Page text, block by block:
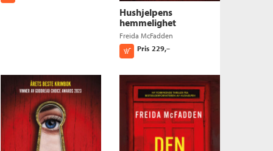
Hushjelpens
hemmelighet
Freida McFadden
Pris 229,–
Kjøp